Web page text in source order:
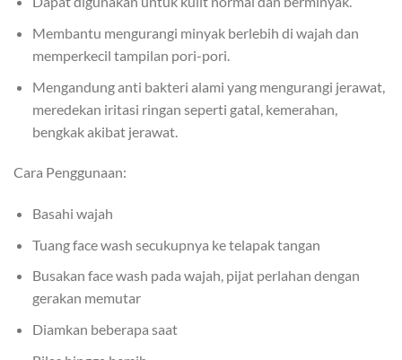
Membantu mengurangi minyak berlebih di wajah dan
memperkecil tampilan pori-pori.
Mengandung anti bakteri alami yang mengurangi jerawat,
meredekan iritasi ringan seperti gatal, kemerahan,
bengkak akibat jerawat.
Cara Penggunaan:
Basahi wajah
Tuang face wash secukupnya ke telapak tangan
Busakan face wash pada wajah, pijat perlahan dengan
gerakan memutar
Diamkan beberapa saat